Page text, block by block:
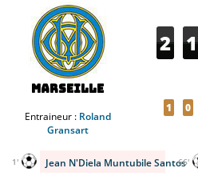
Marseille
Entraineur : Roland
Gransart
2 1
1 0
Jean N'Diela Muntubile Santos
1' 66'